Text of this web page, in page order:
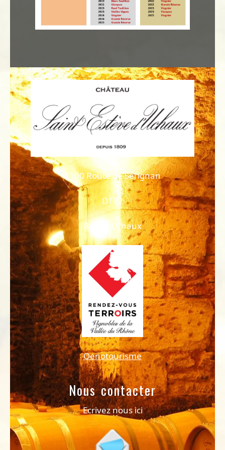
1100 Route de Sérignan
D172
84100 Uchaux
Oenotourisme
Nous contacter
Ecrivez nous ici